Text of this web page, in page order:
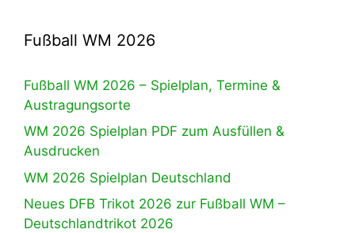
Fußball WM 2026
Fußball WM 2026 – Spielplan, Termine &
Austragungsorte
WM 2026 Spielplan PDF zum Ausfüllen &
Ausdrucken
WM 2026 Spielplan Deutschland
Neues DFB Trikot 2026 zur Fußball WM –
Deutschlandtrikot 2026